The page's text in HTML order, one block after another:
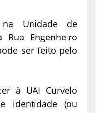
na Unidade de
Rua Engenheiro
ser feito pelo
à UAI Curvelo
identidade (ou